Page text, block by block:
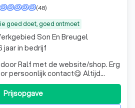
goed doet, goed ontmoet
(48)
Ralf met de website/shop. Erg
persoonlijk contact😋 Altijd
service. Bedankt voor het
een aanrader.
Prijsopgave
Son En Breugel
jaar in bedrijf